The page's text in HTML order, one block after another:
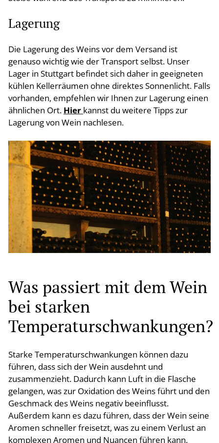
Lagerung
Die Lagerung des Weins vor dem Versand ist
genauso wichtig wie der Transport selbst. Unser
Lager in Stuttgart befindet sich daher in geeigneten
kühlen Kellerräumen ohne direktes Sonnenlicht. Falls
vorhanden, empfehlen wir Ihnen zur Lagerung einen
ähnlichen Ort. Hier kannst du weitere Tipps zur
Lagerung von Wein nachlesen.
Was passiert mit dem Wein
bei starken
Temperaturschwankungen?
Starke Temperaturschwankungen können dazu
führen, dass sich der Wein ausdehnt und
zusammenzieht. Dadurch kann Luft in die Flasche
gelangen, was zur Oxidation des Weins führt und den
Geschmack des Weins negativ beeinflusst.
Außerdem kann es dazu führen, dass der Wein seine
Aromen schneller freisetzt, was zu einem Verlust an
komplexen Aromen und Nuancen führen kann.